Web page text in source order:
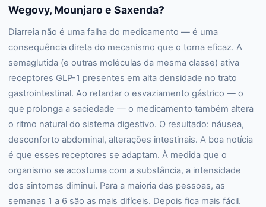
Wegovy, Mounjaro e Saxenda?
Diarreia não é uma falha do medicamento — é uma
consequência direta do mecanismo que o torna eficaz. A
semaglutida (e outras moléculas da mesma classe) ativa
receptores GLP-1 presentes em alta densidade no trato
gastrointestinal. Ao retardar o esvaziamento gástrico — o
que prolonga a saciedade — o medicamento também altera
o ritmo natural do sistema digestivo. O resultado: náusea,
desconforto abdominal, alterações intestinais. A boa notícia
é que esses receptores se adaptam. À medida que o
organismo se acostuma com a substância, a intensidade
dos sintomas diminui. Para a maioria das pessoas, as
semanas 1 a 6 são as mais difíceis. Depois fica mais fácil.